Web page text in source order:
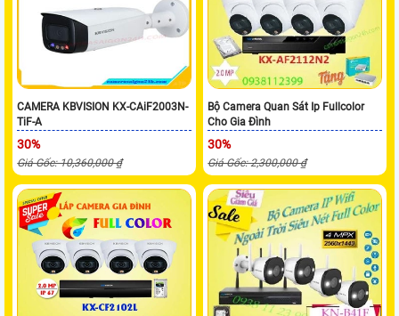
CAMERA KBVISION KX-CAiF2003N-
TiF-A
30%
Giá Gốc: 10,360,000 ₫
Bộ Camera Quan Sát Ip Fullcolor
Cho Gia Đình
30%
Giá Gốc: 2,300,000 ₫